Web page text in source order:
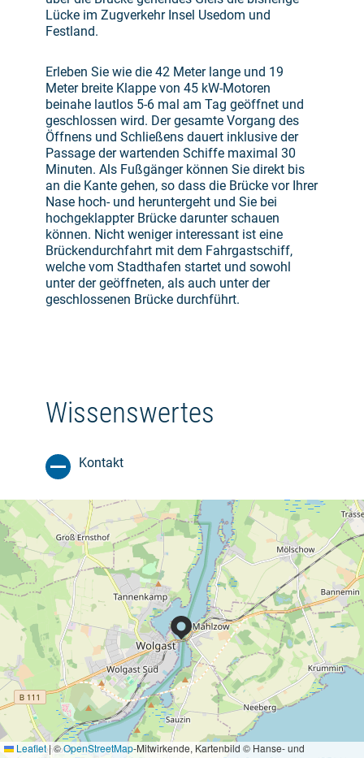
Lücke im Zugverkehr Insel Usedom und
Festland.
Erleben Sie wie die 42 Meter lange und 19
Meter breite Klappe von 45 kW-Motoren
beinahe lautlos 5-6 mal am Tag geöffnet und
geschlossen wird. Der gesamte Vorgang des
Öffnens und Schließens dauert inklusive der
Passage der wartenden Schiffe maximal 30
Minuten. Als Fußgänger können Sie direkt bis
an die Kante gehen, so dass die Brücke vor Ihrer
Nase hoch- und heruntergeht und Sie bei
hochgeklappter Brücke darunter schauen
können. Nicht weniger interessant ist eine
Brückendurchfahrt mit dem Fahrgastschiff,
welche vom Stadthafen startet und sowohl
unter der geöffneten, als auch unter der
geschlossenen Brücke durchführt.
Wissenswertes
Kontakt
Leaflet |©OpenStreetMap-Mitwirkende, Kartenbild © Hanse- und